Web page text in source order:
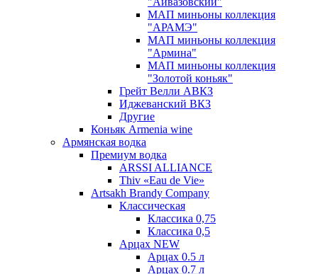
МАП миньоны коллекция
"АРАМЭ"
МАП миньоны коллекция
"Армина"
МАП миньоны коллекция
"Золотой коньяк"
Грейт Велли АВКЗ
Иджеванский ВКЗ
Другие
Коньяк Armenia wine
Армянская водка
Премиум водка
ARSSI ALLIANCE
Thiv «Eau de Vie»
Artsakh Brandy Company
Классическая
Классика 0,75
Классика 0,5
Арцах NEW
Арцах 0.5 л
Арцах 0.7 л